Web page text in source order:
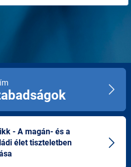
- A magán- és a
élet tiszteletben